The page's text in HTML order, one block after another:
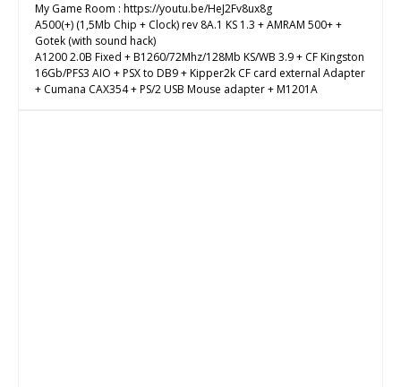
My Game Room : https://youtu.be/HeJ2Fv8ux8g
A500(+) (1,5Mb Chip + Clock) rev 8A.1 KS 1.3 + AMRAM 500+ +
Gotek (with sound hack)
A1200 2.0B Fixed + B1260/72Mhz/128Mb KS/WB 3.9 + CF Kingston
16Gb/PFS3 AIO + PSX to DB9 + Kipper2k CF card external Adapter
+ Cumana CAX354 + PS/2 USB Mouse adapter + M1201A